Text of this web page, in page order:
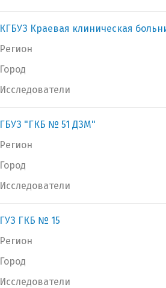
КГБУЗ Краевая клиническая
Регион
Город
Исследователи
ГБУЗ "ГКБ № 51 ДЗМ"
Регион
Город
Исследователи
ГУЗ ГКБ № 15
Регион
Город
Исследователи